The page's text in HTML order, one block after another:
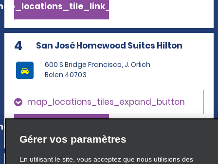
4 San José Homewood Suites Hilton
600 S Bridge Francisco, J. Orlich
Belen 40703
map_locations_tiles_expand_button
Gérer vos paramètres
En utilisant le site, vous acceptez que nous utilisions des